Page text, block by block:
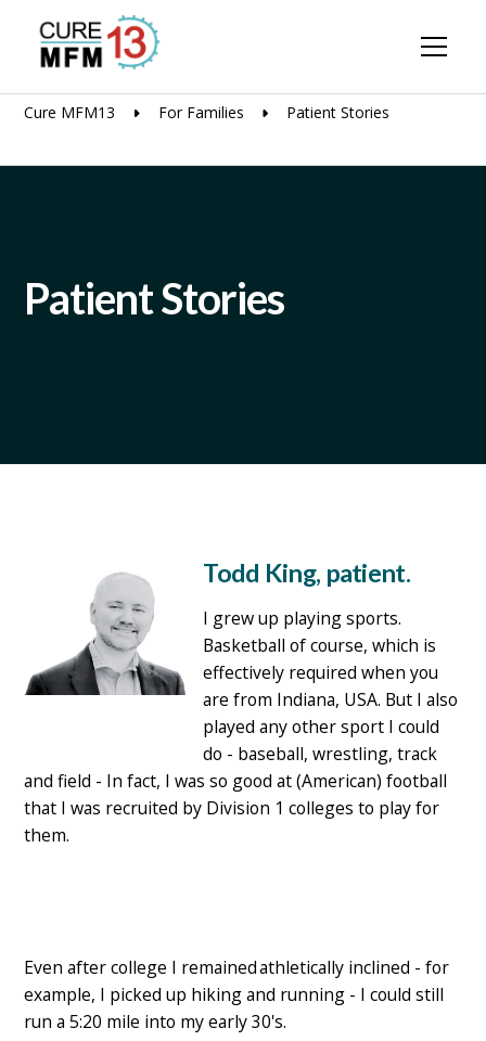
Cure MFM13 For Families Patient Stories
Patient Stories
Todd King, patient.
I grew up playing sports.
Basketball of course, which is
effectively required when you
are from Indiana, USA. But I also
played any other sport I could
do - baseball, wrestling, track
and field - In fact, I was so good at (American) football
that I was recruited by Division 1 colleges to play for
them.
Even after college I remained athletically inclined - for
example, I picked up hiking and running - I could still
run a 5:20 mile into my early 30's.